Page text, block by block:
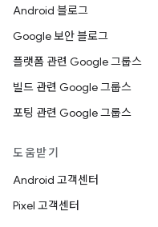
Android 블로그
Google 보안 블로그
플랫폼 관련 Google 그룹스
빌드 관련 Google 그룹스
포팅 관련 Google 그룹스
도움받기
Android 고객센터
Pixel 고객센터